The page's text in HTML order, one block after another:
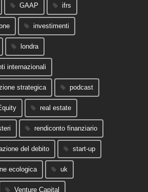
GAAP ifrs
investimenti
londra
internazionali
strategica podcast
real estate
rendiconto finanziario
del debito start-up
ecologica uk
Venture Capital